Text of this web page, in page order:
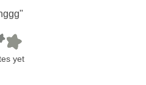
yet